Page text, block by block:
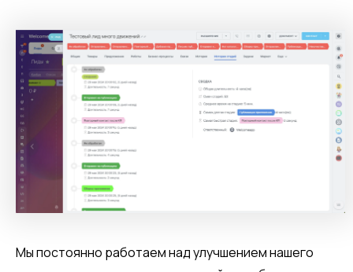
Мы постоянно работаем над улучшением нашего